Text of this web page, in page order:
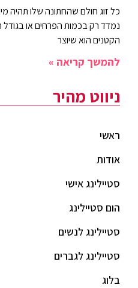
כל זוג חולם שהחתונה שלו תהיה
נמדד רק בכמות הפרחים או בגודל
הקטנים הוא שיוצר
להמשך קריאה »
ניווט מהיר
ראשי
אודות
סטיילינג אישי
הום סטיילינג
סטיילינג לנשים
סטיילינג לגברים
בלוג